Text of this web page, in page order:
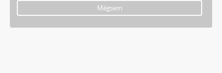
Mégsem